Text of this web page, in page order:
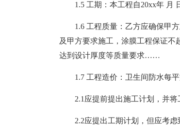
1.5 工期：本工程自20xx年 月
1.6 工程质量：乙方应确保甲
及甲方要求施工，涂膜工程保证不
达到设计厚度等质量要求……
1.7 工程造价：卫生间防水每
2.1应提前提出施工计划，并
2.2应提出工期计划，但应考